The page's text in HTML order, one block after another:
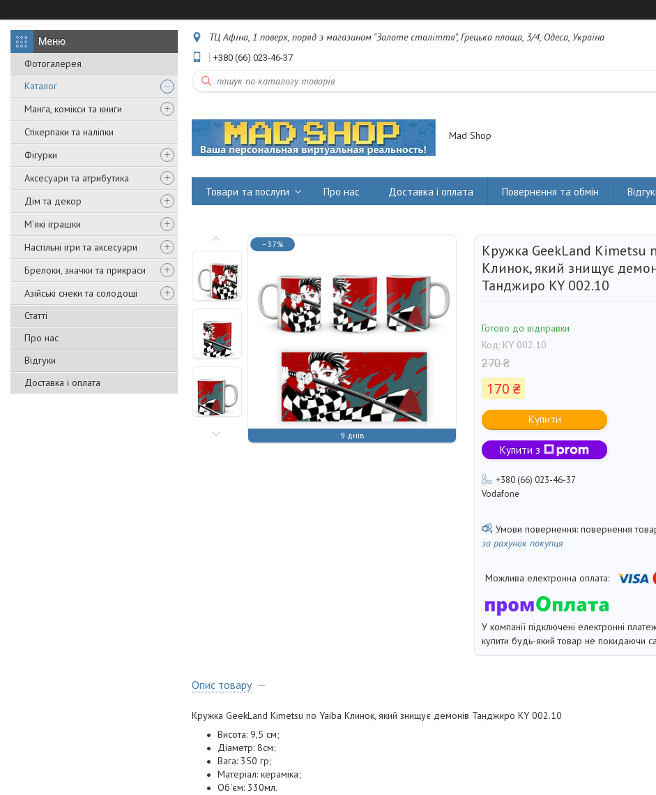
Фотогалерея
Каталог
Манґа, комікси та книги
Стікерпаки та наліпки
Фігурки
Аксесуари та атрибутика
Дім та декор
М'які іграшки
Настільні ігри та аксесуари
Брелоки, значки та прикраси
Азійські снеки та солодощі
Статті
Про нас
Відгуки
Доставка і оплата
ТЦ Афіна, 1 поверх, поряд з магазином "Золоте століття", Грецька площа, 3/4, Одеса, Україна
+380 (66) 023-46-37
Mad Shop
Товари та послуги Про нас Доставка і оплата Повернення та обмін
–37%
9 днів
Кружка GeekLand Kimetsu
Клинок, який знищує
Танджиро KY 002.10
Готово до відправки
Код: KY 002.10
270 ₴
170 ₴
Купити
Купити з
+380 (66) 023-46-37
Vodafone
повернення
за рахунок покупця
У компанії підключені електронні
купити будь-який товар не покидаючи
Опис товару
Кружка GeekLand Kimetsu no Yaiba Клинок, який знищує демонів Танджиро KY 002.10
Висота: 9,5 см;
Діаметр: 8см;
Вага: 350 гр;
Матеріал: кераміка;
Об'єм: 330мл.